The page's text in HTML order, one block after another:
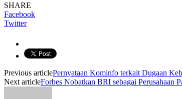
SHARE
Facebook
Twitter
Previous articlePernyataan Kominfo terkait Dugaan
Next articleForbes Nobatkan BRI sebagai Perusahaan